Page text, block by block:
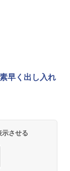
早く出し入れ
させる